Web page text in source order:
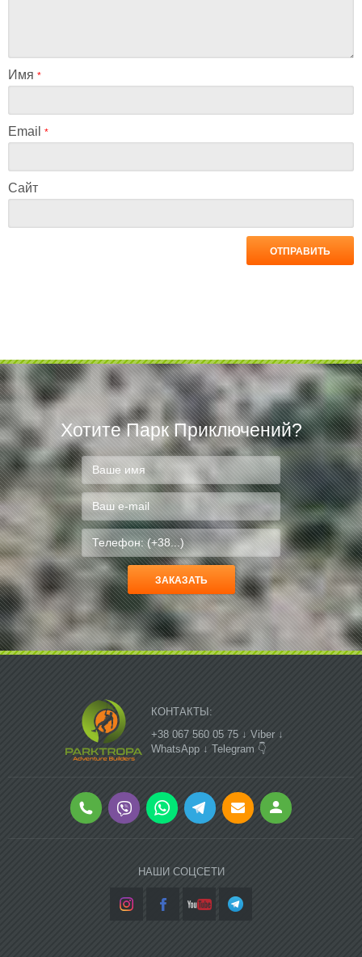
Имя *
Email *
Сайт
Хотите Парк Приключений?
КОНТАКТЫ:
+38 067 560 05 75 ↓ Viber ↓
WhatsApp ↓ Telegram 👇
НАШИ СОЦСЕТИ